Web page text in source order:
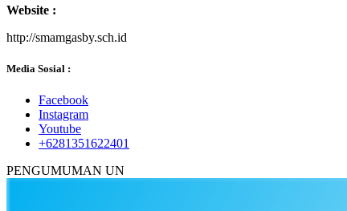
Website :
http://smamgasby.sch.id
Media Sosial :
Facebook
Instagram
Youtube
+6281351622401
PENGUMUMAN UN